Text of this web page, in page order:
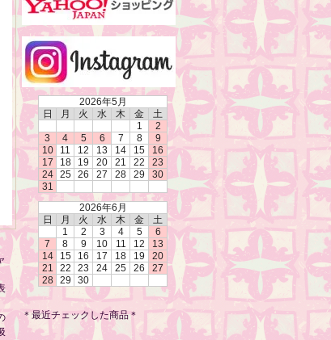
2026年5月
日
月 火 水 木 金
土
1
2
3
4 5 6 7 8
9
10
11 12 13 14 15
16
17
18 19 20 21 22
23
24
25 26 27 28 29
30
31
2026年6月
日
月 火 水 木 金
土
1
2 3 4 5
6
7
8 9 10 11 12
13
14
15 16 17 18 19
20
21
22 23 24 25 26
27
28
29 30
＊最近チェックした商品＊